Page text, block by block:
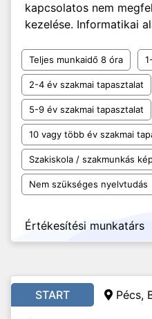
kapcsolatos nem
kezelése. Informatikai
Teljes munkaidő 8 óra
2-4 év szakmai tapasztalat
5-9 év szakmai tapasztalat
10 vagy több év szakmai
Szakiskola / szakmunkás
Nem szükséges nyelvtudás
Értékesítési munkatárs
START Pécs,